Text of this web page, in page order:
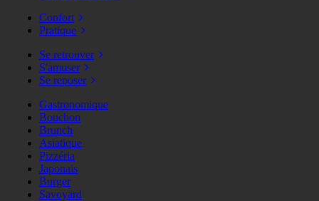
Confort
Pratique
Se retrouver
S'amuser
Se reposer
Gastronomique
Bouchon
Brunch
Asiatique
Pizzéria
Japonais
Burger
Savoyard